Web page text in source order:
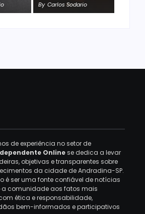
By Carlos Sodario
de experiência no setor de
Onlinese dedica a levar
objetivas e transparentes sobre
da cidade de Andradina-SP.
é ser uma fonte confiável de notícias
comunidade aos fatos mais
ética e responsabilidade,
bem-informados e participativos